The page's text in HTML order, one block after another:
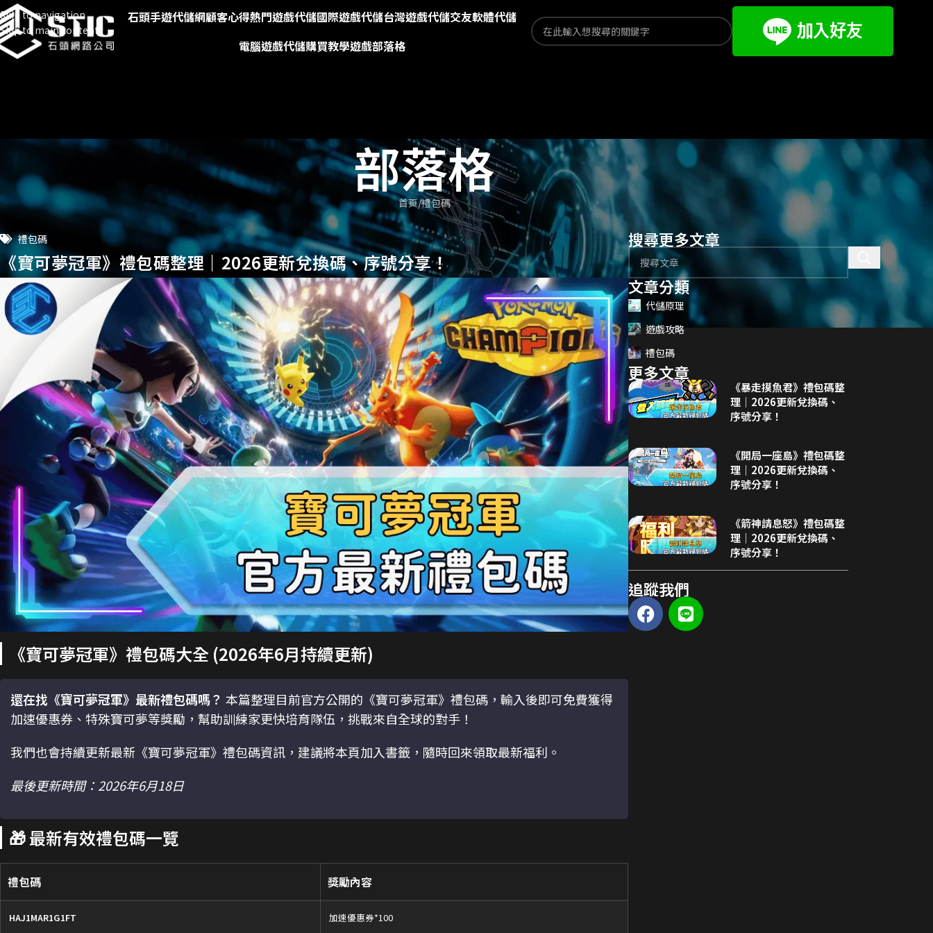
Skip to navigation
Skip to main content
石頭手遊代儲網顧客心得熱門遊戲代儲國際遊戲代儲台灣遊戲代儲交友軟體代儲
電腦遊戲代儲購買教學遊戲部落格
部落格
首頁 禮包碼
禮包碼
《寶可夢冠軍》禮包碼整理｜2026更新兌換碼、序號分享！
《寶可夢冠軍》禮包碼大全 (2026年6月持續更新)
還在找《寶可夢冠軍》最新禮包碼嗎？ 本篇整理目前官方公開的《寶可夢冠軍》禮包碼，輸入後即可免費獲得
加速優惠券、特殊寶可夢等獎勵，幫助訓練家更快培育隊伍，挑戰來自全球的對手！
我們也會持續更新最新《寶可夢冠軍》禮包碼資訊，建議將本頁加入書籤，隨時回來領取最新福利。
最後更新時間：2026年6月18日
🎁 最新有效禮包碼一覽
禮包碼 獎勵內容
HAJ1MAR1G1FT 加速優惠券*100
搜尋更多文章
文章分類
代儲原理
遊戲攻略
禮包碼
更多文章
《暴走摸魚君》禮包碼整
理｜2026更新兌換碼、
序號分享！
《開局一座島》禮包碼整
理｜2026更新兌換碼、
序號分享！
《箭神請息怒》禮包碼整
理｜2026更新兌換碼、
序號分享！
追蹤我們